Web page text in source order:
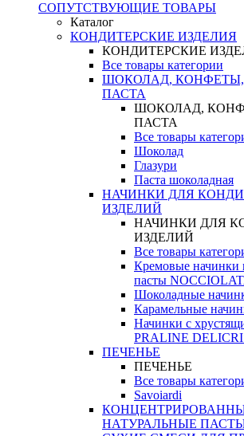
СОПУТСТВУЮЩИЕ ТОВАРЫ
Каталог
КОНДИТЕРСКИЕ ИЗДЕЛИЯ
КОНДИТЕРСКИЕ
Все товары категории
ШОКОЛАД, КОНФЕТЫ,
ПАСТА
ШОКОЛАД,
ПАСТА
Все товары
Шоколад
Глазури
Паста шоколадная
НАЧИНКИ ДЛЯ
ИЗДЕЛИЙ
НАЧИНКИ ДЛЯ
ИЗДЕЛИЙ
Все товары
Кремовые начинки
пасты
Шоколадные
Карамельные
Начинки с
PRALINE
ПЕЧЕНЬЕ
ПЕЧЕНЬЕ
Все товары
Savoiardi
НАТУРАЛЬНЫЕ